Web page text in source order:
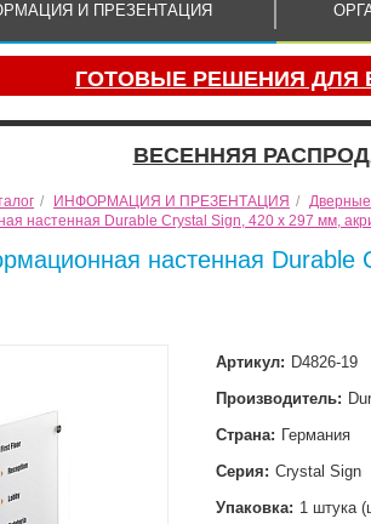
И ПРЕЗЕНТАЦИЯ
ГОТОВЫЕ РЕШЕНИЯ ДЛЯ
ВЕСЕННЯЯ
/ ИНФОРМАЦИЯ И ПРЕЗЕНТАЦИЯ / Дверные
настенная Durable Crystal Sign, 420 x 297 мм,
настенная
Артикул: D4826-19
Производитель:
Страна: Германия
Серия: Crystal Sign
Упаковка: 1 штука